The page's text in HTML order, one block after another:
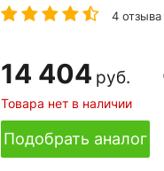
4 отзыва
14 404 руб.
Товара нет в наличии
Подобрать аналог